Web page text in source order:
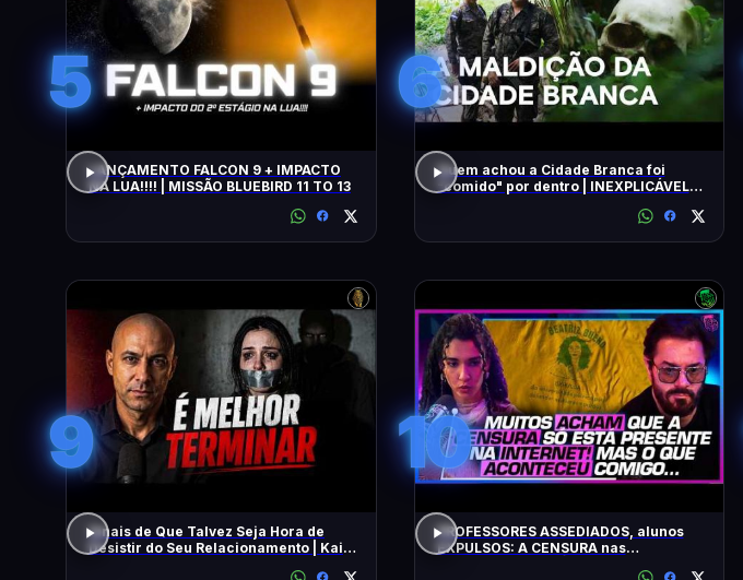
5
LANÇAMENTO FALCON 9 + IMPACTO
NA LUA!!!! | MISSÃO BLUEBIRD 11 TO 13
6
Quem achou a Cidade Branca foi
"comido" por dentro | INEXPLICÁVEL
9
Sinais de Que Talvez Seja Hora de
Desistir do Seu Relacionamento | Kaio
10
PROFESSORES ASSEDIADOS, alunos
EXPULSOS: A CENSURA nas